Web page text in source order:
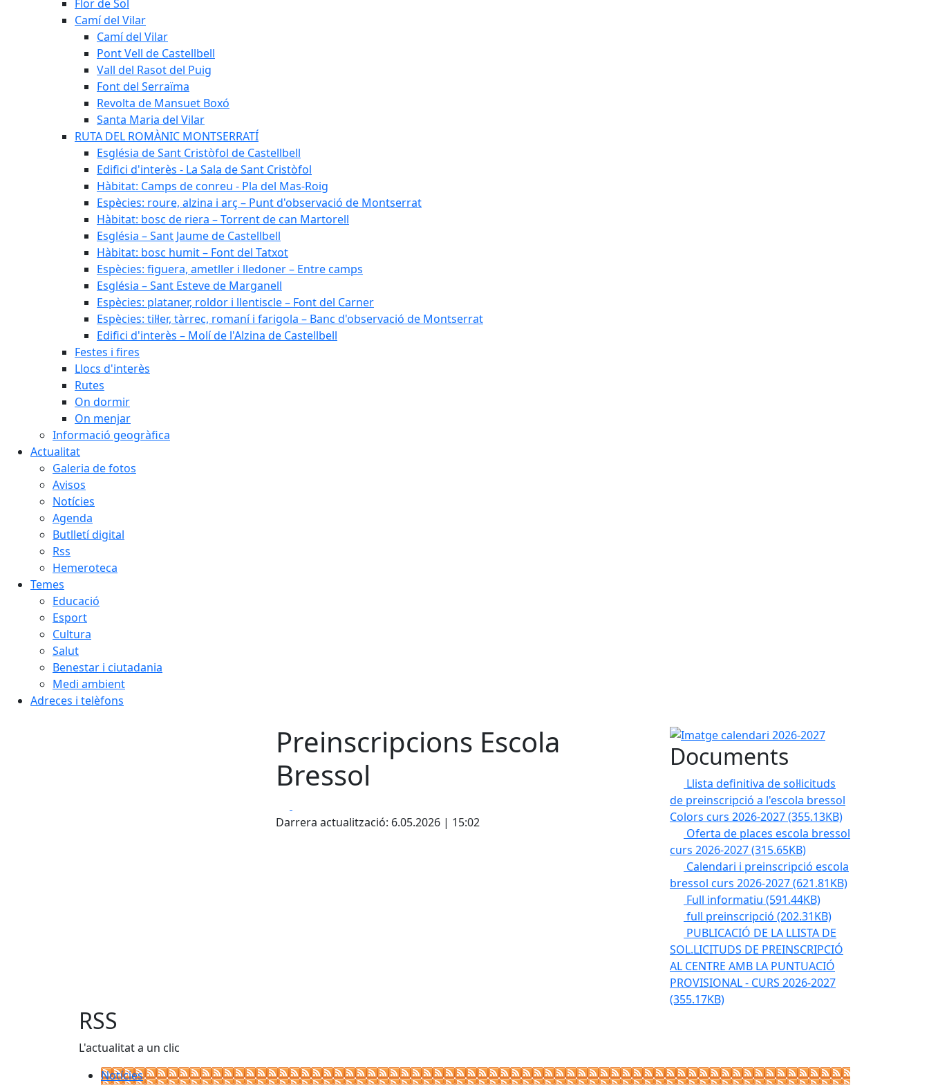
Flor de Sol
Camí del Vilar
Camí del Vilar
Pont Vell de Castellbell
Vall del Rasot del Puig
Font del Serraïma
Revolta de Mansuet Boxó
Santa Maria del Vilar
RUTA DEL ROMÀNIC MONTSERRATÍ
Església de Sant Cristòfol de Castellbell
Edifici d'interès - La Sala de Sant Cristòfol
Hàbitat: Camps de conreu - Pla del Mas-Roig
Espècies: roure, alzina i arç – Punt d'observació de Montserrat
Hàbitat: bosc de riera – Torrent de can Martorell
Església – Sant Jaume de Castellbell
Hàbitat: bosc humit – Font del Tatxot
Espècies: figuera, ametller i lledoner – Entre camps
Església – Sant Esteve de Marganell
Espècies: plataner, roldor i llentiscle – Font del Carner
Espècies: til·ler, tàrrec, romaní i farigola – Banc d'observació de Montserrat
Edifici d'interès – Molí de l'Alzina de Castellbell
Festes i fires
Llocs d'interès
Rutes
On dormir
On menjar
Informació geogràfica
Actualitat
Galeria de fotos
Avisos
Notícies
Agenda
Butlletí digital
Rss
Hemeroteca
Temes
Educació
Esport
Cultura
Salut
Benestar i ciutadania
Medi ambient
Adreces i telèfons
Preinscripcions Escola
Bressol
Darrera actualització: 6.05.2026 | 15:02
Imatge calendari 2026-2027
Documents
Llista definitiva de sol·licituds
de preinscripció a l'escola bressol
Colors curs 2026-2027(355.13KB)
Oferta de places escola bressol
curs 2026-2027(315.65KB)
Calendari i preinscripció escola
bressol curs 2026-2027(621.81KB)
Full informatiu (591.44KB)
full preinscripció (202.31KB)
PUBLICACIÓ DE LA LLISTA DE
SOL.LICITUDS DE PREINSCRIPCIÓ
AL CENTRE AMB LA PUNTUACIÓ
PROVISIONAL - CURS 2026-2027
(355.17KB)
RSS
L'actualitat a un clic
Notícies